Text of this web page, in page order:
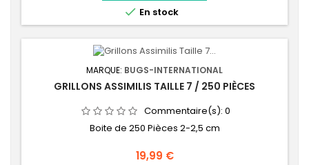
 En stock
MARQUE: BUGS-INTERNATIONAL
GRILLONS ASSIMILIS TAILLE 7 / 250 PIÈCES
Commentaire(s): 0
Boite de 250 Pièces 2-2,5 cm
Prix
19,99 €